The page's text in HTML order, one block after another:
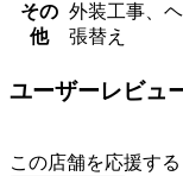
その
他
外装工事、
張替え
ユーザーレビュ
この店舗を応援する